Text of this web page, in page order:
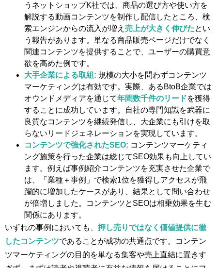
うネットショップK社では、商品の選び方や使い方を
解説する動画コンテンツを制作し配信したところ、検
索エンジンからの流入が増え 売上が大きく伸びたとい
う報告があります。単なる商品販売ページだけでなく
関連コンテンツを提供することで、ユーザーの購買意
欲を高めた例です。
大手企業による取組: 規模の大小を問わずコンテンツ
マーケティングは有効です。実際、あるBtoB企業では
オウンドメディアを通じて年間数千件のリードを獲得
することに成功しています​。自社の専門知識を武器に
良質なコンテンツを継続発信し、大企業にも引けを取
らないリードジェネレーションを実現しています。
コンテンツで強化されたSEO: コンテンツマーケティ
ング施策を行った企業は総じてSEO効果も向上してい
ます。例えば事例紹介コンテンツを充実させた企業で
は、「業種＋事例」で検索1位を獲得しアクセスが飛
躍的に増加したケースがあり、結果として問い合わせ
が倍増しました。コンテンツとSEOは相乗効果を生む
関係にあります。
いずれの事例においても、 押し売りではなく価値提供に徹
したコンテンツであることが成功の共通点です。コンテン
ツマーケティングの目的を単なる集客や売上直結に置きす